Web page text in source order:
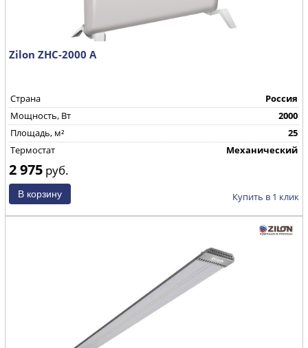
Zilon ZHC-2000 А
Страна
Россия
Mощность, Вт
2000
Площадь, м²
25
Термостат
Механический
2 975 руб.
Купить в 1 клик